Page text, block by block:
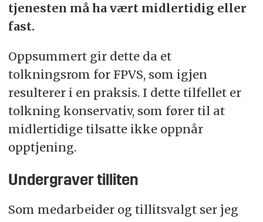
tjenesten må ha vært midlertidig eller
fast.
Oppsummert gir dette da et
tolkningsrom for FPVS, som igjen
resulterer i en praksis. I dette tilfellet er
tolkning konservativ, som fører til at
midlertidige tilsatte ikke oppnår
opptjening.
Undergraver tilliten
Som medarbeider og tillitsvalgt ser jeg